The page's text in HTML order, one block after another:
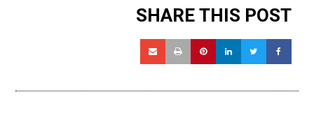
SHARE THIS POST